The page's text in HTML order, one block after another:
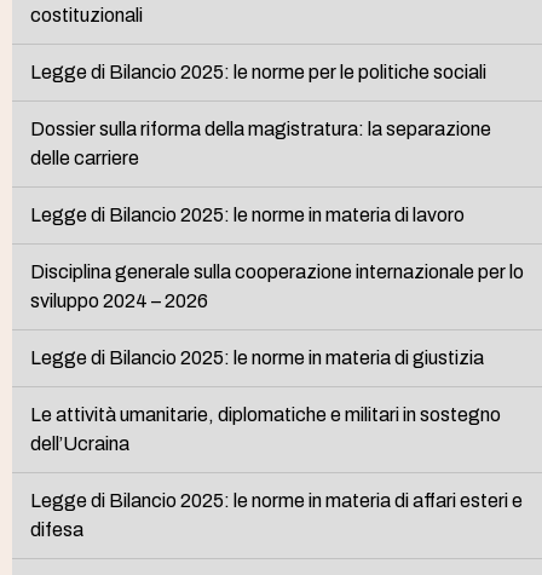
costituzionali
Legge di Bilancio 2025: le norme per le politiche sociali
Dossier sulla riforma della magistratura: la separazione
delle carriere
Legge di Bilancio 2025: le norme in materia di lavoro
Disciplina generale sulla cooperazione internazionale per lo
sviluppo 2024 – 2026
Legge di Bilancio 2025: le norme in materia di giustizia
Le attività umanitarie, diplomatiche e militari in sostegno
dell’Ucraina
Legge di Bilancio 2025: le norme in materia di affari esteri e
difesa